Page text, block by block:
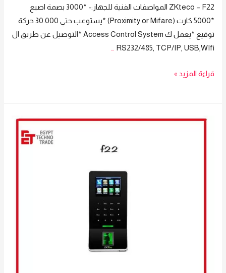
ZKteco – F22 المواصفات الفنية للجهاز:- *3000 بصمة اصبع
*5000 كارت (Proximity or Mifare) *يستوعب حتي 30.000 حركة
توقيع *يعمل ك Access Control System *التوصيل عن طريق ال
RS232/485, TCP/IP, USB,WIfi
جهاز
قراءة المزيد »